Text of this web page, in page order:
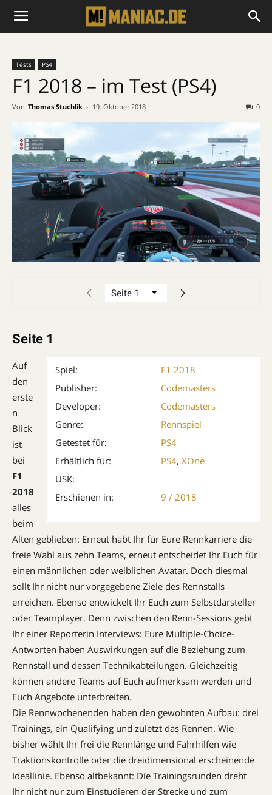
Tests PS4
F1 2018 – im Test (PS4)
Von Thomas Stuchlik - 19. Oktober 2018 0
Seite 1
Spiel:
F1 2018
Publisher:
Codemasters
Developer:
Codemasters
Genre:
Rennspiel
Getestet für:
PS4
Erhältlich für:
PS4, XOne
USK:
Erschienen in:
9 / 2018
Auf
den
erste
n
Blick
ist
bei
F1
2018
alles
beim
Alten geblieben: Erneut habt Ihr für Eure Rennkarriere die
freie Wahl aus zehn Teams, erneut entscheidet Ihr Euch für
einen männlichen oder weiblichen ­Avatar. Doch diesmal
sollt Ihr nicht nur vorgegebene Ziele des Rennstalls
erreichen. Ebenso entwickelt Ihr Euch zum Selbstdarsteller
oder Teamplayer. Denn zwischen den Renn-Sessions gebt
Ihr einer Reporterin Interviews: Eure Multiple-Choice-
Antworten haben Auswirkungen auf die Beziehung zum
Rennstall und dessen Technikabteilungen. Gleichzeitig
können andere Teams auf Euch aufmerksam werden und
Euch Angebote unterbreiten.
Die Rennwochenenden haben den gewohnten Aufbau: drei
Trainings, ein Qualifying und zuletzt das Rennen. Wie
bisher wählt Ihr frei die Rennlänge und Fahrhilfen wie
Traktionskontrolle oder die dreidimensional erscheinende
Ideallinie. Ebenso altbekannt: Die Trainingsrunden dreht
Ihr nicht nur zum Einstudieren der Strecke und zum